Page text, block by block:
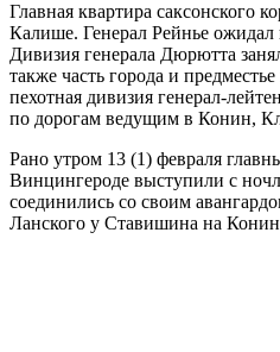
Главная квартира саксонского
Калише. Генерал Рейнье ожидал
Дивизия генерала Дюрютта
также часть города и
пехотная дивизия генерал-
по дорогам ведущим в Конин,
Рано утром 13 (1) февраля
Винцингероде выступили с
соединились со своим
Ланского у Ставишина на